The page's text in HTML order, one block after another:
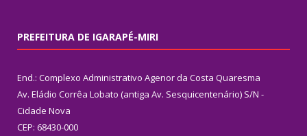
PREFEITURA DE IGARAPÉ-MIRI
End.: Complexo Administrativo Agenor da Costa Quaresma
Av. Eládio Corrêa Lobato (antiga Av. Sesquicentenário) S/N -
Cidade Nova
CEP: 68430-000